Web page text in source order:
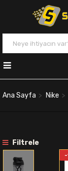
Ana Sayfa Nike
Filtrele
-